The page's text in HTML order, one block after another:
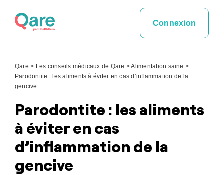
Connexion
Qare > Les conseils médicaux de Qare >Alimentation saine >
Parodontite : les aliments à éviter en cas d’inflammation de la
gencive
Parodontite : les aliments
à éviter en cas
d’inflammation de la
gencive